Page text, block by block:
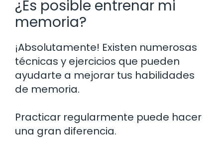
¿Es posible entrenar mi
memoria?
¡Absolutamente! Existen numerosas
técnicas y ejercicios que pueden
ayudarte a mejorar tus habilidades
de memoria.
Practicar regularmente puede hacer
una gran diferencia.